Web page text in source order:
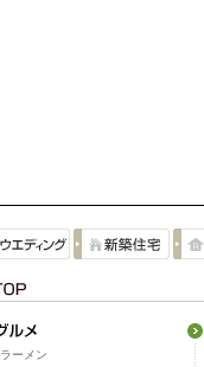
ラーメン